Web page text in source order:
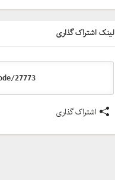
لینک اشتراک گذاری
اشتراک گذاری